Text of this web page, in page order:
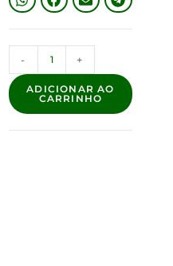
- +
ADICIONAR AO
CARRINHO